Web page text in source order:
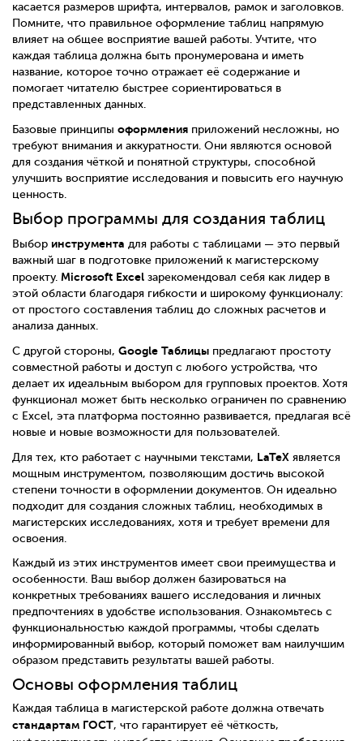
касается размеров шрифта, интервалов, рамок и заголовков.
Помните, что правильное оформление таблиц напрямую
влияет на общее восприятие вашей работы. Учтите, что
каждая таблица должна быть пронумерована и иметь
название, которое точно отражает её содержание и
помогает читателю быстрее сориентироваться в
представленных данных.
Базовые принципы оформления приложений несложны, но
требуют внимания и аккуратности. Они являются основой
для создания чёткой и понятной структуры, способной
улучшить восприятие исследования и повысить его научную
ценность.
Выбор программы для создания таблиц
Выбор инструмента для работы с таблицами — это первый
важный шаг в подготовке приложений к магистерскому
проекту. Microsoft Excel зарекомендовал себя как лидер в
этой области благодаря гибкости и широкому функционалу:
от простого составления таблиц до сложных расчетов и
анализа данных.
С другой стороны, Google Таблицы предлагают простоту
совместной работы и доступ с любого устройства, что
делает их идеальным выбором для групповых проектов. Хотя
функционал может быть несколько ограничен по сравнению
с Excel, эта платформа постоянно развивается, предлагая всё
новые и новые возможности для пользователей.
Для тех, кто работает с научными текстами, LaTeX является
мощным инструментом, позволяющим достичь высокой
степени точности в оформлении документов. Он идеально
подходит для создания сложных таблиц, необходимых в
магистерских исследованиях, хотя и требует времени для
освоения.
Каждый из этих инструментов имеет свои преимущества и
особенности. Ваш выбор должен базироваться на
конкретных требованиях вашего исследования и личных
предпочтениях в удобстве использования. Ознакомьтесь с
функциональностью каждой программы, чтобы сделать
информированный выбор, который поможет вам наилучшим
образом представить результаты вашей работы.
Основы оформления таблиц
Каждая таблица в магистерской работе должна отвечать
стандартам ГОСТ, что гарантирует её чёткость,